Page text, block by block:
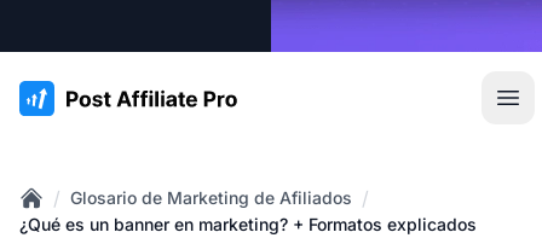
:site.title
Home
/ Glosario de Marketing de Afiliados /
¿Qué es un banner en marketing? + Formatos explicados